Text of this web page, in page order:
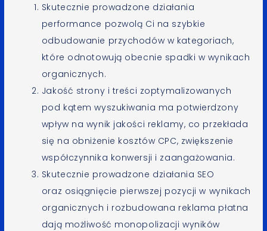
Skutecznie prowadzone działania
performance pozwolą Ci na szybkie
odbudowanie przychodów w kategoriach,
które odnotowują obecnie spadki w wynikach
organicznych.
Jakość strony i treści zoptymalizowanych
pod kątem wyszukiwania ma potwierdzony
wpływ na wynik jakości reklamy, co przekłada
się na obniżenie kosztów CPC, zwiększenie
współczynnika konwersji i zaangażowania.
Skutecznie prowadzone działania SEO
oraz osiągnięcie pierwszej pozycji w wynikach
organicznych i rozbudowana reklama płatna
dają możliwość monopolizacji wyników